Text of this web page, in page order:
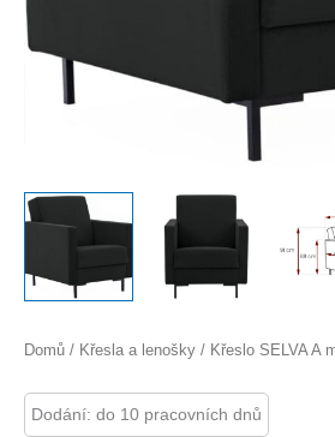
Domů / Křesla a lenošky / Křeslo SELVA A
Dodání: do 10 pracovních dnů